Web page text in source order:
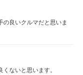
良いクルマだと思いま
ないと思います。